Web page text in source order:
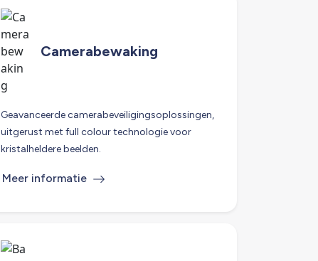
Camerabewaking
Geavanceerde camerabeveiligingsoplossingen,
uitgerust met full colour technologie voor
kristalheldere beelden.
Meer informatie